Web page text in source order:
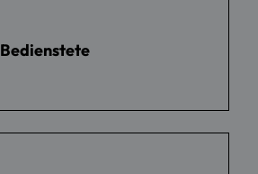
Bedienstete